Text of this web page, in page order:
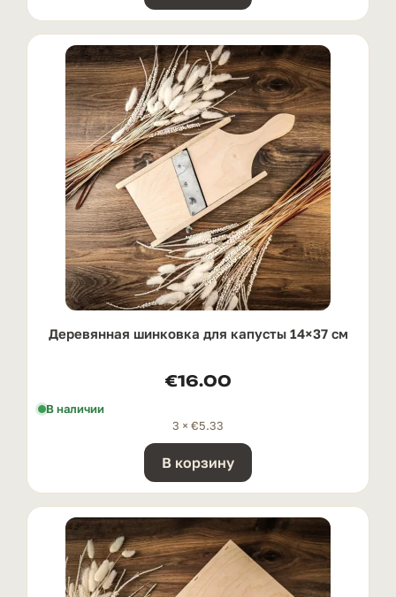
Деревянная шинковка для капусты 14×37 см
€16.00
В наличии
3 × €5.33
В корзину